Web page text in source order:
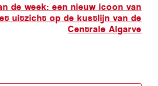
de week: een nieuw icoon van
uitzicht op de kustlijn van de
Centrale Algarve